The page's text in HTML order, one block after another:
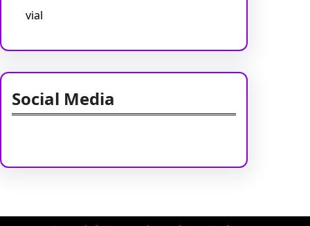
vial
Social Media